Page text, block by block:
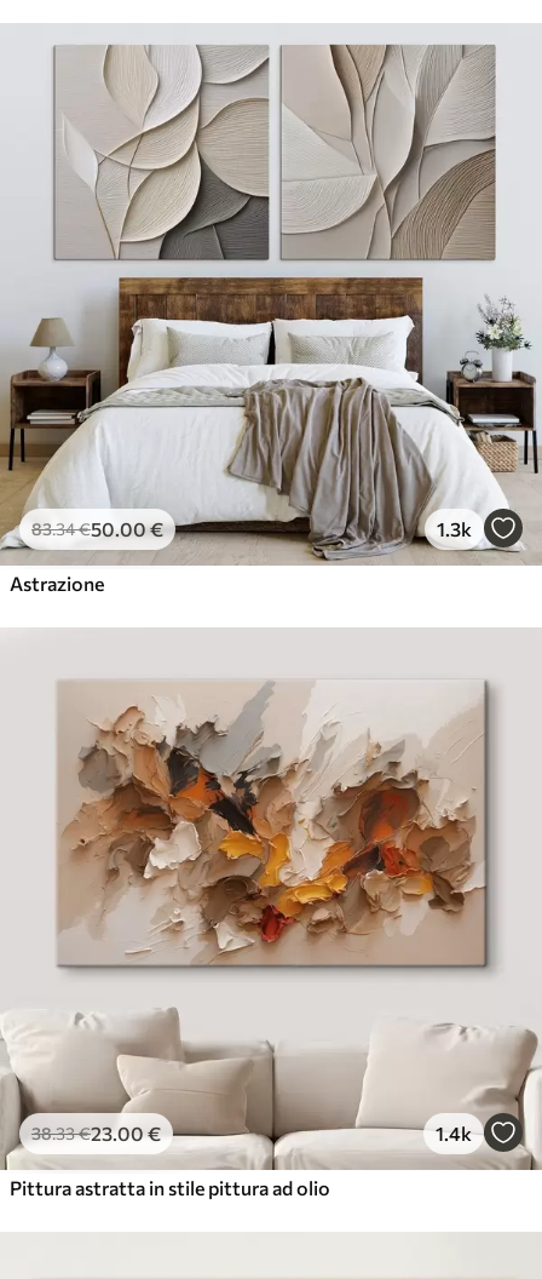
83.34€50.00€ 1.3k
Astrazione
38.33€23.00€ 1.4k
Pittura astratta in stile pittura ad olio